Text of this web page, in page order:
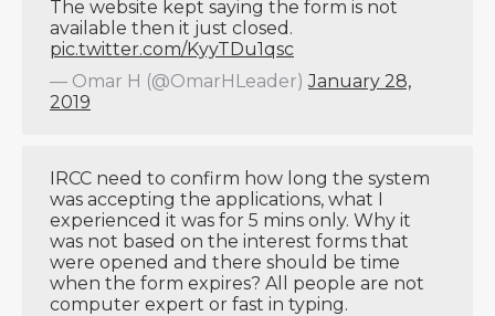
The website kept saying the form is not
available then it just closed.
pic.twitter.com/KyyTDu1qsc
— Omar H (@OmarHLeader)January 28,
2019
IRCC need to confirm how long the system
was accepting the applications, what I
experienced it was for 5 mins only. Why it
was not based on the interest forms that
were opened and there should be time
when the form expires? All people are not
computer expert or fast in typing.